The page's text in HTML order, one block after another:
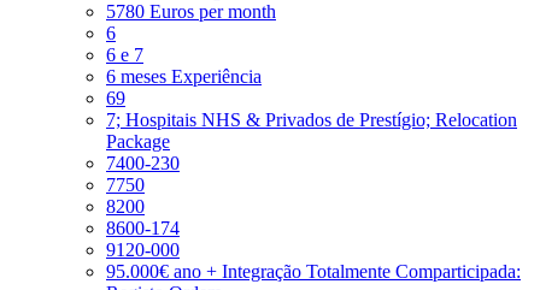
5780 Euros per month
6
6 e 7
6 meses Experiência
69
7; Hospitais NHS & Privados de Prestígio; Relocation
Package
7400-230
7750
8200
8600-174
9120-000
95.000€ ano + Integração Totalmente Comparticipada: